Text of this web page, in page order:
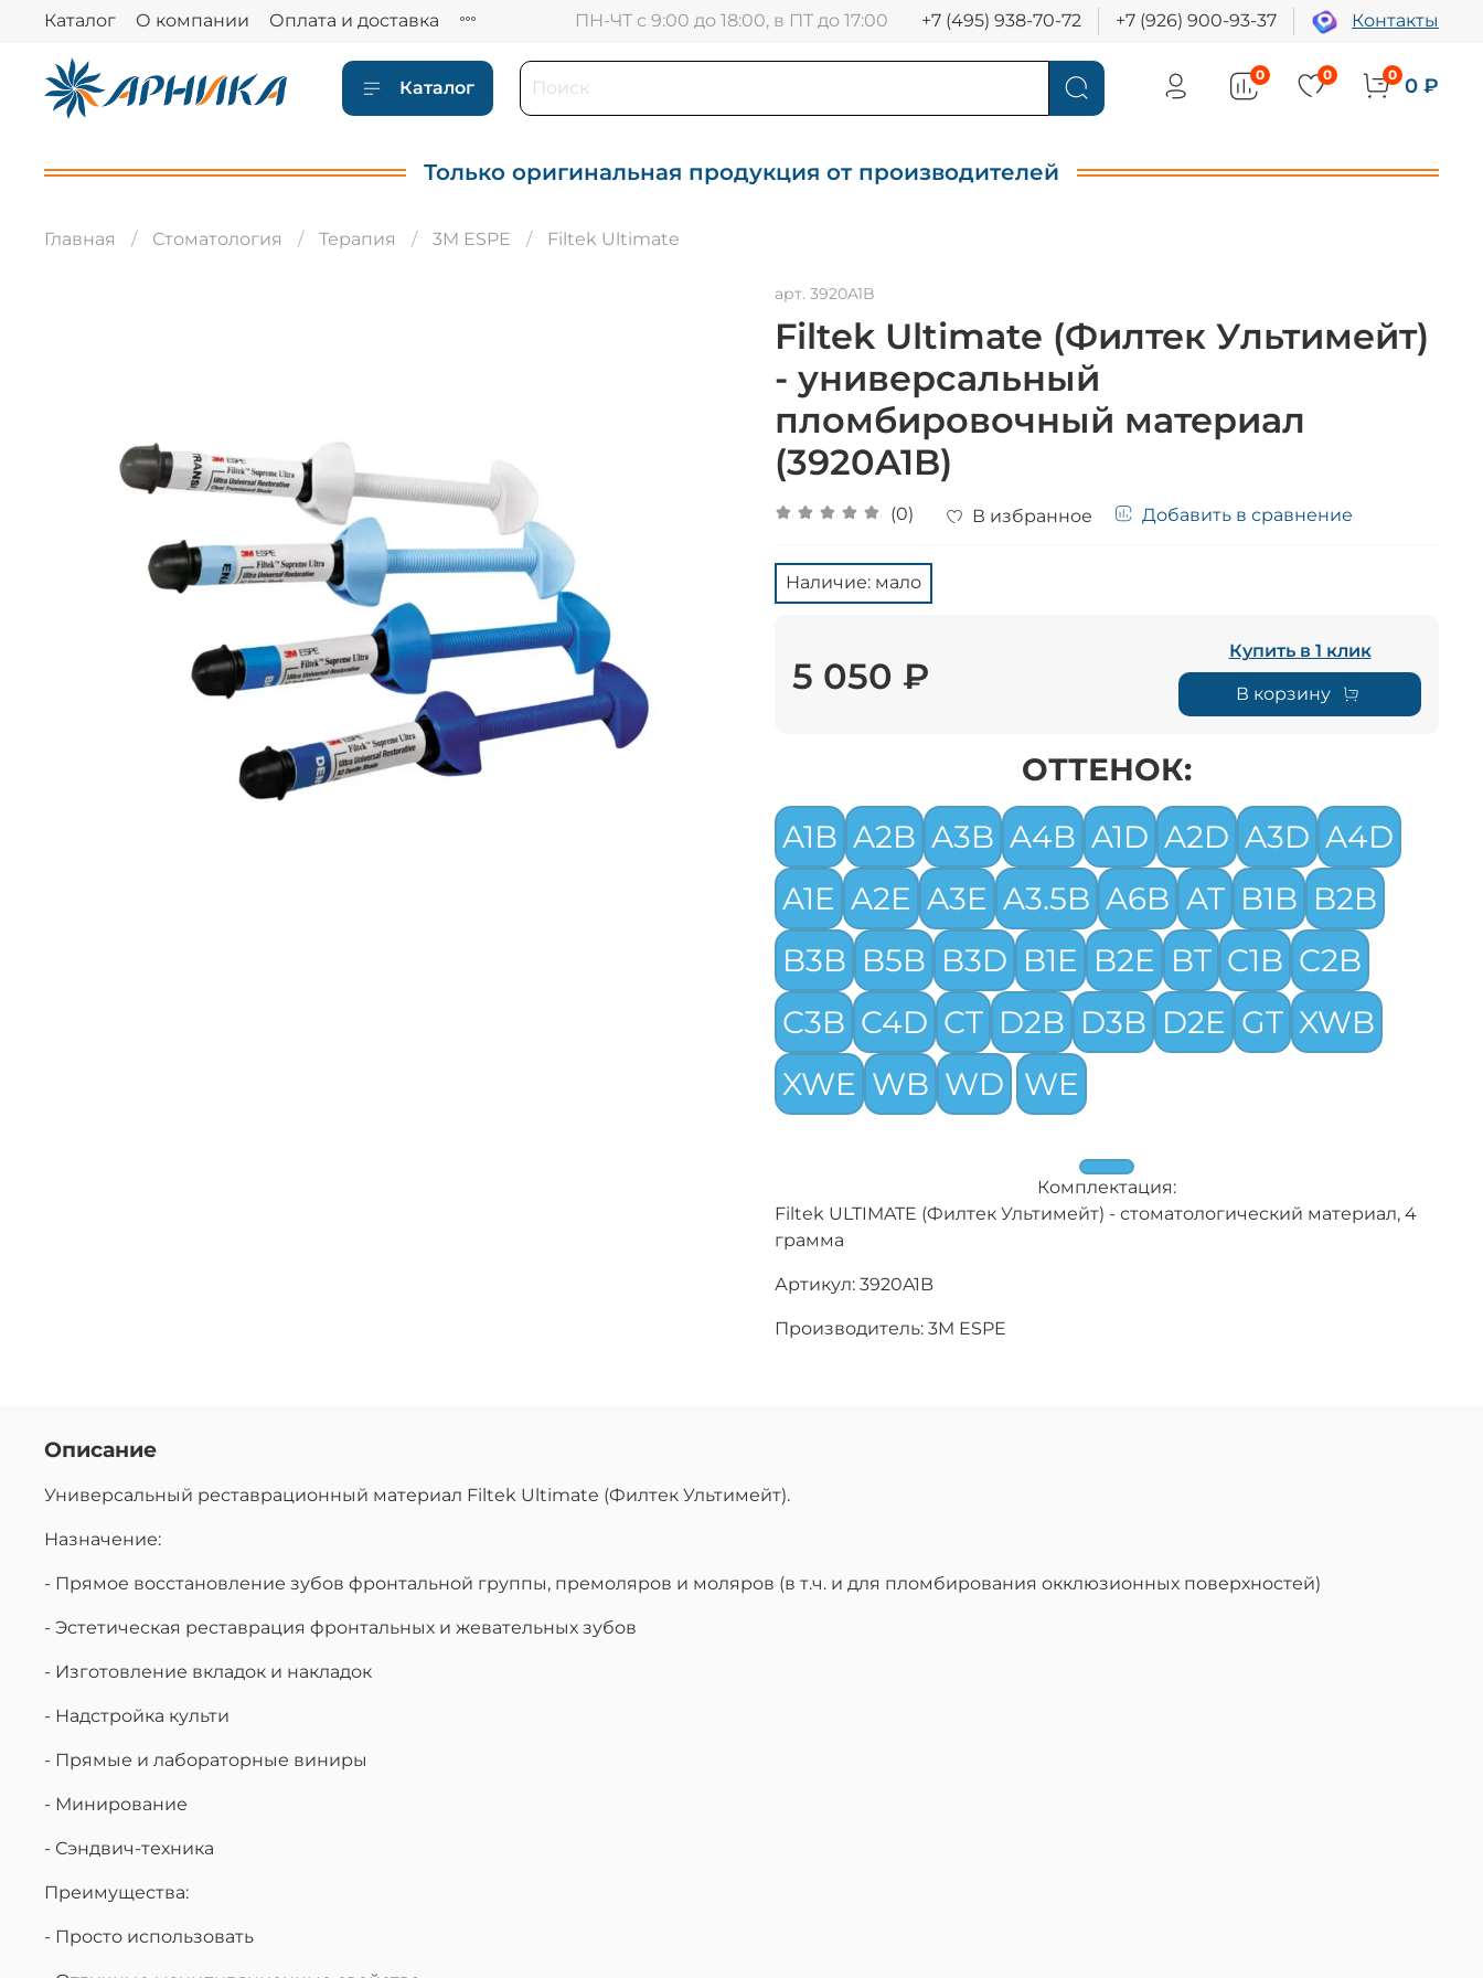
Каталог О компании Оплата и доставка ПН-ЧТ с 9:00 до 18:00, в ПТ до 17:00 +7 (495) 938-70-72 +7 (926) 900-93-37 Контакты
Каталог
0 0 0 0 ₽
Только оригинальная продукция от производителей
Главная Стоматология Терапия 3M ESPE Filtek Ultimate
арт. 3920A1B
Filtek Ultimate (Филтек Ультимейт)
- универсальный
пломбировочный материал
(3920A1B)
(0) В избранное Добавить в сравнение
Наличие: мало
5 050 ₽
Купить в 1 клик
В корзину
ОТТЕНОК:
A1B A2B A3B A4B A1D A2D A3D A4D
A1E A2E A3E A3.5B A6B AT B1B B2B
B3B B5B B3D B1E B2E BT C1B C2B
C3B C4D CT D2B D3B D2E GT XWB
XWE WB WD WE
Комплектация:
Filtek ULTIMATE (Филтек Ультимейт) - стоматологический материал, 4
грамма
Артикул: 3920A1B
Производитель: 3M ESPE
Описание
Универсальный реставрационный материал Filtek Ultimate (Филтек Ультимейт).
Назначение:
- Прямое восстановление зубов фронтальной группы, премоляров и моляров (в т.ч. и для пломбирования окклюзионных поверхностей)
- Эстетическая реставрация фронтальных и жевательных зубов
- Изготовление вкладок и накладок
- Надстройка культи
- Прямые и лабораторные виниры
- Минирование
- Сэндвич-техника
Преимущества:
- Просто использовать